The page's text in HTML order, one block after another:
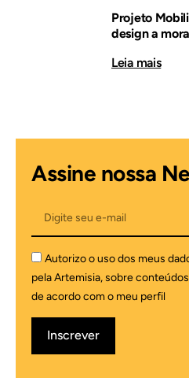
Projeto
design a
Leia mais
Assine nossa
Autorizo o uso dos meus
pela Artemisia, sobre
de acordo com o meu perfil
Inscrever